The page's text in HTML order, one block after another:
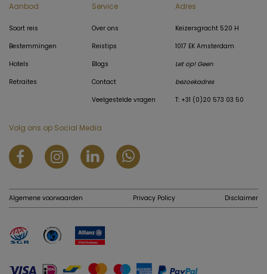
Aanbod
Soort reis
Bestemmingen
Hotels
Retraites
Service
Over ons
Reistips
Blogs
Contact
Veelgestelde vragen
Adres
Keizersgracht 520 H
1017 EK Amsterdam
Let op! Geen
bezoekadres
T: +31 (0)20 573 03 50
Volg ons op Social Media
Algemene voorwaarden Privacy Policy Disclaimer